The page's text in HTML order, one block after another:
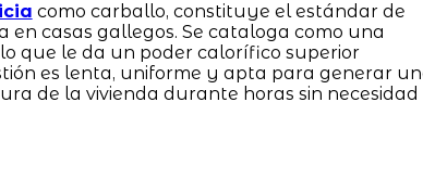
como carballo, constituye el estándar de
casas gallegos. Se cataloga como una
que le da un poder calorífico superior
es lenta, uniforme y apta para generar
de la vivienda durante horas sin necesidad